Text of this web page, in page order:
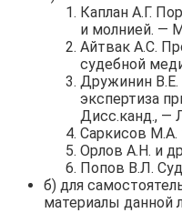
Каплан А.Г.
и молнией. —
Айтвак А.С.
судебной
Дружинин
экспертиза
Дисс.канд., —
Саркисов М.А.
Орлов А.Н. и
Попов В.Л.
б) для
материалы данной